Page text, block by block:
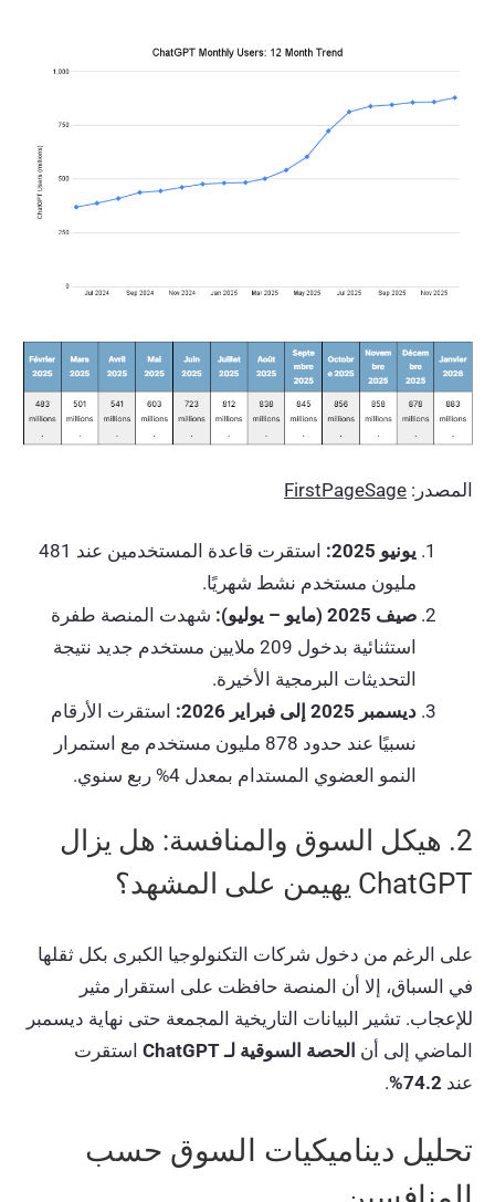
المصدر: FirstPageSage
يونيو 2025:
استقرت قاعدة المستخدمين عند 481
مليون مستخدم نشط شهريًا.
صيف 2025 (مايو – يوليو):
شهدت المنصة طفرة
استثنائية بدخول 209 ملايين مستخدم جديد نتيجة
التحديثات البرمجية الأخيرة.
ديسمبر 2025 إلى فبراير 2026:
استقرت الأرقام
نسبيًا عند حدود 878 مليون مستخدم مع استمرار
النمو العضوي المستدام بمعدل 4% ربع سنوي.
2. هيكل السوق والمنافسة: هل يزال
ChatGPT يهيمن على المشهد؟
على الرغم من دخول شركات التكنولوجيا الكبرى بكل ثقلها
في السباق، إلا أن المنصة حافظت على استقرار مثير
للإعجاب. تشير البيانات التاريخية المجمعة حتى نهاية ديسمبر
الماضي إلى أن الحصة السوقية لـ ChatGPT
استقرت
عند 74.2%
.
تحليل ديناميكيات السوق حسب